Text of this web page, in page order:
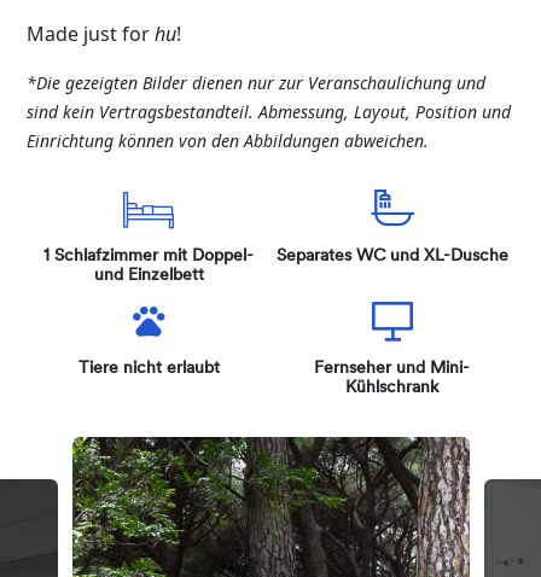
Made just forhu!
*Die gezeigten Bilder dienen nur zur Veranschaulichung und
sind kein Vertragsbestandteil. Abmessung, Layout, Position und
Einrichtung können von den Abbildungen abweichen.
1 Schlafzimmer mit Doppel-
und Einzelbett
Separates WC und XL-Dusche
Tiere nicht erlaubt
Fernseher und Mini-
Kühlschrank